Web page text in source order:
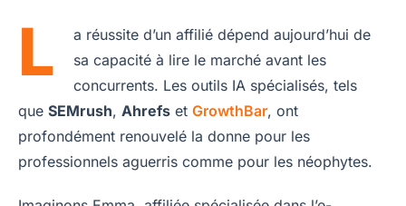
L
a réussite d’un affilié dépend aujourd’hui de
sa capacité à lire le marché avant les
concurrents. Les outils IA spécialisés, tels
que SEMrush, Ahrefs et GrowthBar, ont
profondément renouvelé la donne pour les
professionnels aguerris comme pour les néophytes.